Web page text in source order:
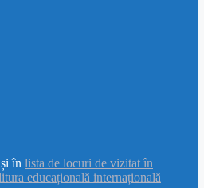
în lista de locuri de vizitat în
educațională internațională